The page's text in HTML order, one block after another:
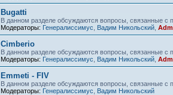
Bugatti
В данном разделе обсуждаются вопросы, связанные с
Модераторы: Генералиссимус Вадим Никольский
Cimberio
В данном разделе обсуждаются вопросы, связанные с
Модераторы: Генералиссимус Вадим Никольский
Emmeti - FIV
В данном разделе обсуждаются вопросы, связанные с
Модераторы: Генералиссимус Вадим Никольский